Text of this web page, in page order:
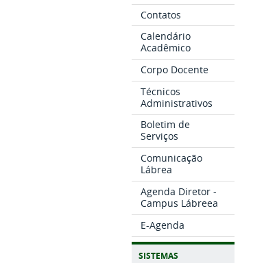
Contatos
Calendário
Acadêmico
Corpo Docente
Técnicos
Administrativos
Boletim de
Serviços
Comunicação
Lábrea
Agenda Diretor -
Campus Lábreea
E-Agenda
SISTEMAS